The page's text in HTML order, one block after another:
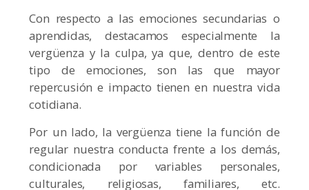
Con respecto a las emociones secundarias o
aprendidas, destacamos especialmente la
vergüenza y la culpa, ya que, dentro de este
tipo de emociones, son las que mayor
repercusión e impacto tienen en nuestra vida
cotidiana.
Por un lado, la vergüenza tiene la función de
regular nuestra conducta frente a los demás,
condicionada por variables personales,
culturales, religiosas, familiares, etc.